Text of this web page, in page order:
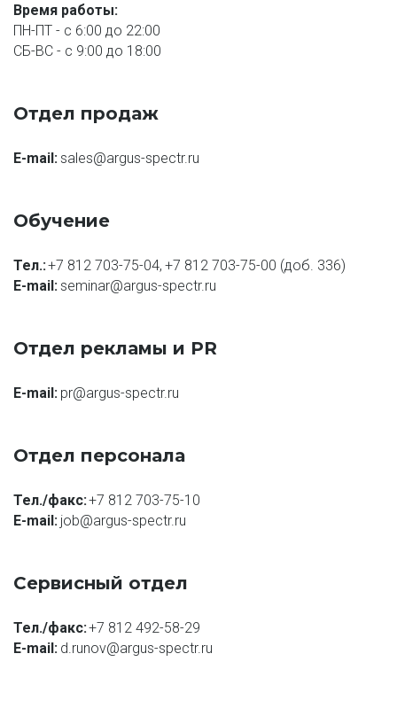
Время работы:
ПН-ПТ - с 6:00 до 22:00
СБ-ВС - с 9:00 до 18:00
Отдел продаж
E-mail: sales@argus-spectr.ru
Обучение
Тел.:+7 812 703-75-04, +7 812 703-75-00 (доб. 336)
E-mail: seminar@argus-spectr.ru
Отдел рекламы и PR
E-mail: pr@argus-spectr.ru
Отдел персонала
Тел./факс:+7 812 703-75-10
E-mail: job@argus-spectr.ru
Сервисный отдел
Тел./факс:+7 812 492-58-29
E-mail: d.runov@argus-spectr.ru